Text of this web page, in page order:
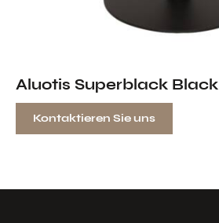
Aluotis Superblack Black
Kontaktieren Sie uns